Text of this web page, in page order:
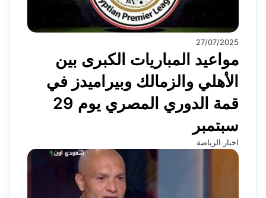
27/07/2025
مواعيد المباريات الكبرى بين
الأهلي والزمالك وبيراميدز في
قمة الدوري المصري يوم 29
سبتمبر
اخبار الرياضة